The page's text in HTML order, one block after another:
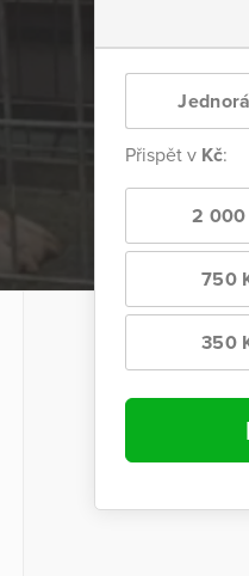
Přispět v Kč:
2 000
750
350